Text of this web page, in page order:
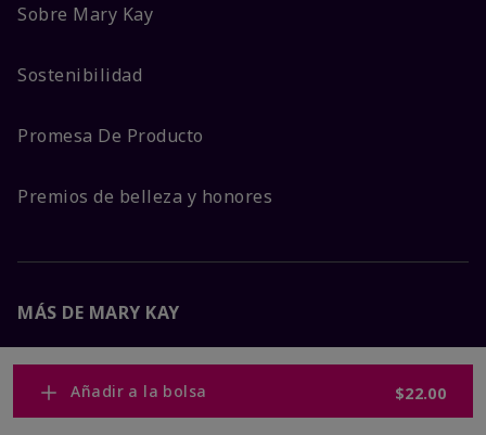
Añadir a la bolsa $22.00
Sobre Mary Kay
Sostenibilidad
Promesa De Producto
Premios de belleza y honores
MÁS DE MARY KAY